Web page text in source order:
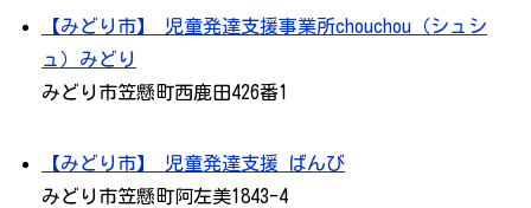
【みどり市】 児童発達支援事業所chouchou（シュシ
ュ）みどり
みどり市笠懸町西鹿田426番1
【みどり市】 児童発達支援 ばんび
みどり市笠懸町阿左美1843-4